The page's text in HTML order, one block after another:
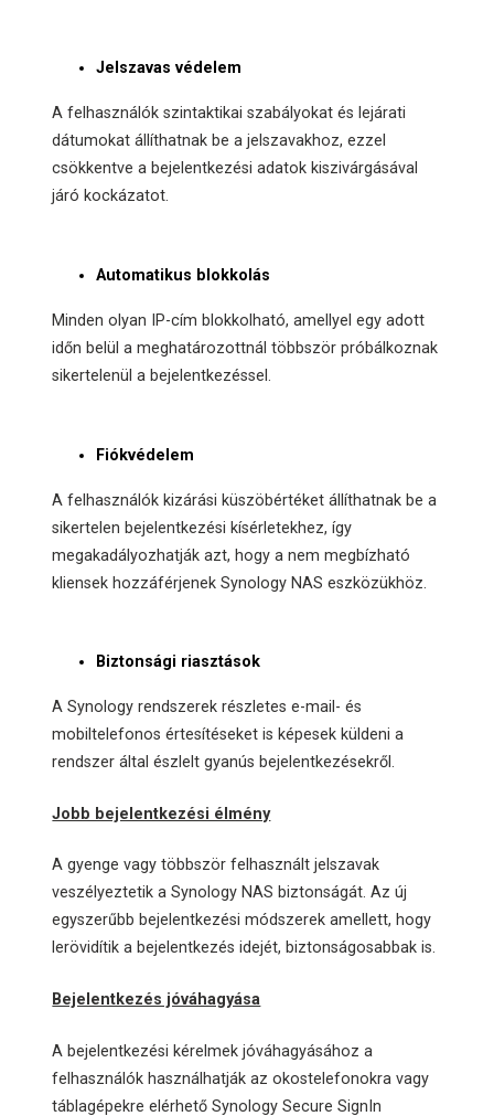
Jelszavas védelem
A felhasználók szintaktikai szabályokat és lejárati
dátumokat állíthatnak be a jelszavakhoz, ezzel
csökkentve a bejelentkezési adatok kiszivárgásával
járó kockázatot.
Automatikus blokkolás
Minden olyan IP-cím blokkolható, amellyel egy adott
időn belül a meghatározottnál többször próbálkoznak
sikertelenül a bejelentkezéssel.
Fiókvédelem
A felhasználók kizárási küszöbértéket állíthatnak be a
sikertelen bejelentkezési kísérletekhez, így
megakadályozhatják azt, hogy a nem megbízható
kliensek hozzáférjenek Synology NAS eszközükhöz.
Biztonsági riasztások
A Synology rendszerek részletes e-mail- és
mobiltelefonos értesítéseket is képesek küldeni a
rendszer által észlelt gyanús bejelentkezésekről.
Jobb bejelentkezési élmény
A gyenge vagy többször felhasznált jelszavak
veszélyeztetik a Synology NAS biztonságát. Az új
egyszerűbb bejelentkezési módszerek amellett, hogy
lerövidítik a bejelentkezés idejét, biztonságosabbak is.
Bejelentkezés jóváhagyása
A bejelentkezési kérelmek jóváhagyásához a
felhasználók használhatják az okostelefonokra vagy
táblagépekre elérhető Synology Secure SignIn